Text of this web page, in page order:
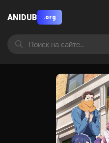
ANIDUB .org